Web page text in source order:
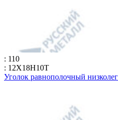
: 110
: 12Х18Н10Т
Уголок равнополочный